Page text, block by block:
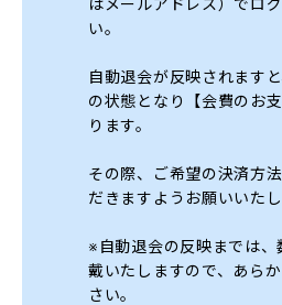
はメールアドレス）でロ
い。
自動退会が反映されます
の状態となり【会費のお
ります。
その際、ご希望の決済方
だきますようお願いいたし
※自動退会の反映までは、
戴いたしますので、あら
さい。